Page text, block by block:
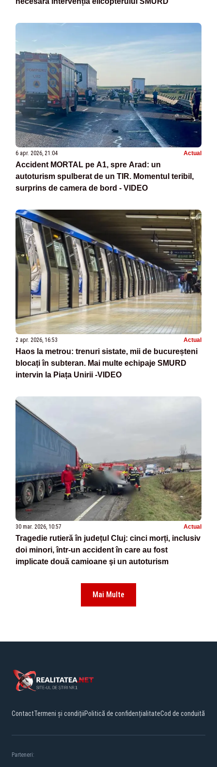
6 apr. 2026, 21:04 Actual
Accident MORTAL pe A1, spre Arad: un
autoturism spulberat de un TIR. Momentul teribil,
surprins de camera de bord - VIDEO
2 apr. 2026, 16:53 Actual
Haos la metrou: trenuri sistate, mii de bucureșteni
blocați în subteran. Mai multe echipaje SMURD
intervin la Piața Unirii -VIDEO
30 mar. 2026, 10:57 Actual
Tragedie rutieră în județul Cluj: cinci morți, inclusiv
doi minori, într-un accident în care au fost
implicate două camioane şi un autoturism
Mai Multe
ContactTermeni și condițiiPolitică de confidențialitateCod de conduită
Parteneri: